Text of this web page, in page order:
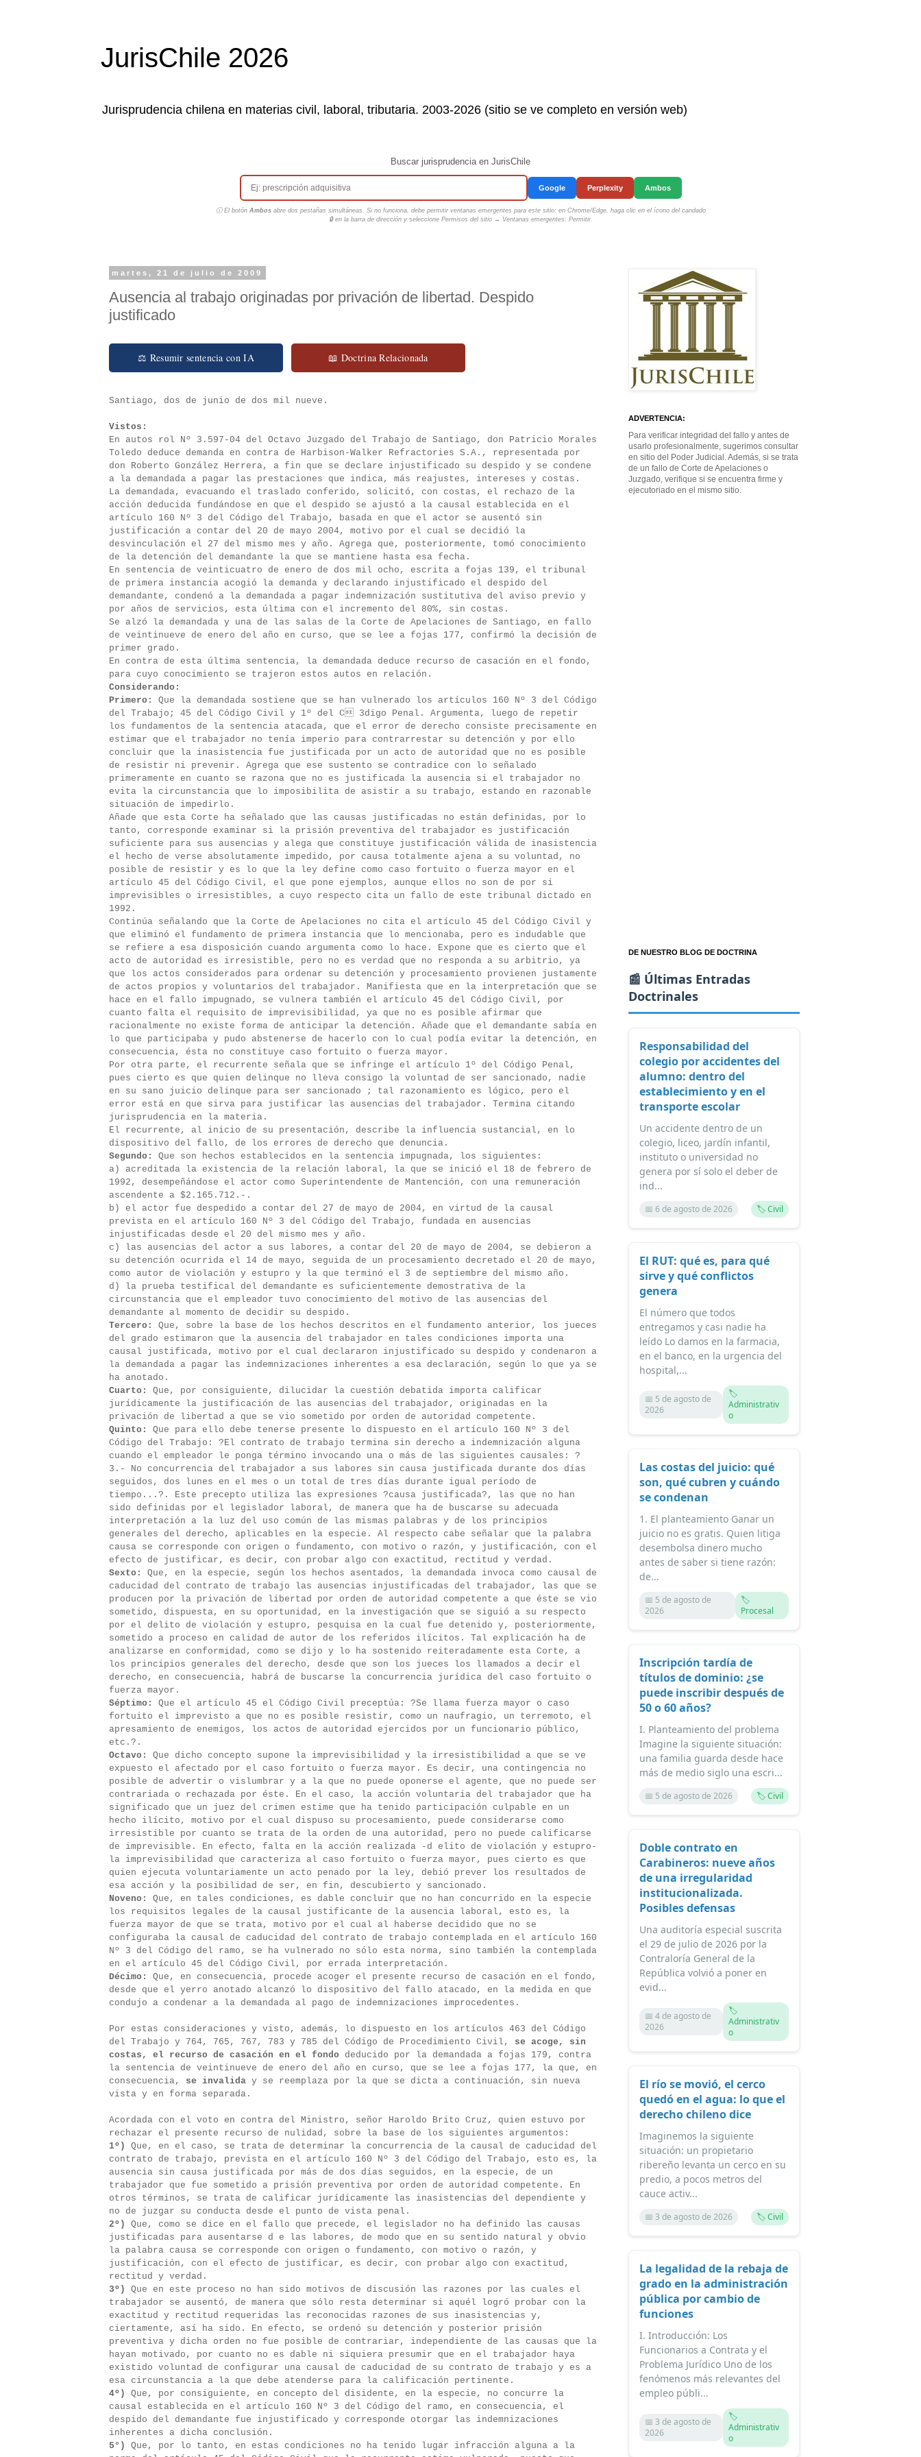
JurisChile 2026
Jurisprudencia chilena en materias civil, laboral, tributaria. 2003-2026 (sitio se ve completo en versión web)
Buscar jurisprudencia en JurisChile
Google Perplexity Ambos
ⓘ El botón Ambosabre dos pestañas simultáneas. Si no funciona, debe permitir ventanas emergentes para este sitio: en Chrome/Edge, haga clic en el ícono del candado
🔒 en la barra de dirección y seleccione Permisos del sitio → Ventanas emergentes: Permitir.
martes, 21 de julio de 2009
Ausencia al trabajo originadas por privación de libertad. Despido
justificado
⚖ Resumir sentencia con IA 📖 Doctrina Relacionada
Santiago, dos de junio de dos mil nueve.
Vistos:
En autos rol Nº 3.597-04 del Octavo Juzgado del Trabajo de Santiago, don Patricio Morales
Toledo deduce demanda en contra de Harbison-Walker Refractories S.A., representada por
don Roberto González Herrera, a fin que se declare injustificado su despido y se condene
a la demandada a pagar las prestaciones que indica, más reajustes, intereses y costas.
La demandada, evacuando el traslado conferido, solicitó, con costas, el rechazo de la
acción deducida fundándose en que el despido se ajustó a la causal establecida en el
artículo 160 Nº 3 del Código del Trabajo, basada en que el actor se ausentó sin
justificación a contar del 20 de mayo 2004, motivo por el cual se decidió la
desvinculación el 27 del mismo mes y año. Agrega que, posteriormente, tomó conocimiento
de la detención del demandante la que se mantiene hasta esa fecha.
En sentencia de veinticuatro de enero de dos mil ocho, escrita a fojas 139, el tribunal
de primera instancia acogió la demanda y declarando injustificado el despido del
demandante, condenó a la demandada a pagar indemnización sustitutiva del aviso previo y
por años de servicios, esta última con el incremento del 80%, sin costas.
Se alzó la demandada y una de las salas de la Corte de Apelaciones de Santiago, en fallo
de veintinueve de enero del año en curso, que se lee a fojas 177, confirmó la decisión de
primer grado.
En contra de esta última sentencia, la demandada deduce recurso de casación en el fondo,
para cuyo conocimiento se trajeron estos autos en relación.
Considerando:
Primero:
Que la demandada sostiene que se han vulnerado los artículos 160 Nº 3 del Código
del Trabajo; 45 del Código Civil y 1º del C 3digo Penal. Argumenta, luego de repetir
los fundamentos de la sentencia atacada, que el error de derecho consiste precisamente en
estimar que el trabajador no tenía imperio para contrarrestar su detención y por ello
concluir que la inasistencia fue justificada por un acto de autoridad que no es posible
de resistir ni prevenir. Agrega que ese sustento se contradice con lo señalado
primeramente en cuanto se razona que no es justificada la ausencia si el trabajador no
evita la circunstancia que lo imposibilita de asistir a su trabajo, estando en razonable
situación de impedirlo.
Añade que esta Corte ha señalado que las causas justificadas no están definidas, por lo
tanto, corresponde examinar si la prisión preventiva del trabajador es justificación
suficiente para sus ausencias y alega que constituye justificación válida de inasistencia
el hecho de verse absolutamente impedido, por causa totalmente ajena a su voluntad, no
posible de resistir y es lo que la ley define como caso fortuito o fuerza mayor en el
artículo 45 del Código Civil, el que pone ejemplos, aunque ellos no son de por si
imprevisibles o irresistibles, a cuyo respecto cita un fallo de este tribunal dictado en
1992.
Continúa señalando que la Corte de Apelaciones no cita el artículo 45 del Código Civil y
que eliminó el fundamento de primera instancia que lo mencionaba, pero es indudable que
se refiere a esa disposición cuando argumenta como lo hace. Expone que es cierto que el
acto de autoridad es irresistible, pero no es verdad que no responda a su arbitrio, ya
que los actos considerados para ordenar su detención y procesamiento provienen justamente
de actos propios y voluntarios del trabajador. Manifiesta que en la interpretación que se
hace en el fallo impugnado, se vulnera también el artículo 45 del Código Civil, por
cuanto falta el requisito de imprevisibilidad, ya que no es posible afirmar que
racionalmente no existe forma de anticipar la detención. Añade que el demandante sabía en
lo que participaba y pudo abstenerse de hacerlo con lo cual podía evitar la detención, en
consecuencia, ésta no constituye caso fortuito o fuerza mayor.
Por otra parte, el recurrente señala que se infringe el artículo 1º del Código Penal,
pues cierto es que quien delinque no lleva consigo la voluntad de ser sancionado, nadie
en su sano juicio delinque para ser sancionado ; tal razonamiento es lógico, pero el
error está en que sirva para justificar las ausencias del trabajador. Termina citando
jurisprudencia en la materia.
El recurrente, al inicio de su presentación, describe la influencia sustancial, en lo
dispositivo del fallo, de los errores de derecho que denuncia.
Segundo: Que son hechos establecidos en la sentencia impugnada, los siguientes:
a) acreditada la existencia de la relación laboral, la que se inició el 18 de febrero de
1992, desempeñándose el actor como Superintendente de Mantención, con una remuneración
ascendente a $2.165.712.-.
b) el actor fue despedido a contar del 27 de mayo de 2004, en virtud de la causal
prevista en el artículo 160 Nº 3 del Código del Trabajo, fundada en ausencias
injustificadas desde el 20 del mismo mes y año.
c) las ausencias del actor a sus labores, a contar del 20 de mayo de 2004, se debieron a
su detención ocurrida el 14 de mayo, seguida de un procesamiento decretado el 20 de mayo,
como autor de violación y estupro y la que terminó el 3 de septiembre del mismo año.
d) la prueba testifical del demandante es suficientemente demostrativa de la
circunstancia que el empleador tuvo conocimiento del motivo de las ausencias del
demandante al momento de decidir su despido.
Tercero:
Que, sobre la base de los hechos descritos en el fundamento anterior, los jueces
del grado estimaron que la ausencia del trabajador en tales condiciones importa una
causal justificada, motivo por el cual declararon injustificado su despido y condenaron a
la demandada a pagar las indemnizaciones inherentes a esa declaración, según lo que ya se
ha anotado.
Cuarto:
Que, por consiguiente, dilucidar la cuestión debatida importa calificar
jurídicamente la justificación de las ausencias del trabajador, originadas en la
privación de libertad a que se vio sometido por orden de autoridad competente.
Quinto:
Que para ello debe tenerse presente lo dispuesto en el artículo 160 Nº 3 del
Código del Trabajo: ?El contrato de trabajo termina sin derecho a indemnización alguna
cuando el empleador le ponga término invocando una o más de las siguientes causales: ?
3.- No concurrencia del trabajador a sus labores sin causa justificada durante dos días
seguidos, dos lunes en el mes o un total de tres días durante igual período de
tiempo...?. Este precepto utiliza las expresiones ?causa justificada?, las que no han
sido definidas por el legislador laboral, de manera que ha de buscarse su adecuada
interpretación a la luz del uso común de las mismas palabras y de los principios
generales del derecho, aplicables en la especie. Al respecto cabe señalar que la palabra
causa se corresponde con origen o fundamento, con motivo o razón, y justificación, con el
efecto de justificar, es decir, con probar algo con exactitud, rectitud y verdad.
Sexto:
Que, en la especie, según los hechos asentados, la demandada invoca como causal de
caducidad del contrato de trabajo las ausencias injustificadas del trabajador, las que se
producen por la privación de libertad por orden de autoridad competente a que éste se vio
sometido, dispuesta, en su oportunidad, en la investigación que se siguió a su respecto
por el delito de violación y estupro, pesquisa en la cual fue detenido y, posteriormente,
sometido a proceso en calidad de autor de los referidos ilícitos. Tal explicación ha de
analizarse en conformidad, como se dijo y lo ha sostenido reiteradamente esta Corte, a
los principios generales del derecho, desde que son los jueces los llamados a decir el
derecho, en consecuencia, habrá de buscarse la concurrencia jurídica del caso fortuito o
fuerza mayor.
Séptimo:
Que el artículo 45 el Código Civil preceptúa: ?Se llama fuerza mayor o caso
fortuito el imprevisto a que no es posible resistir, como un naufragio, un terremoto, el
apresamiento de enemigos, los actos de autoridad ejercidos por un funcionario público,
etc.?.
Octavo:
Que dicho concepto supone la imprevisibilidad y la irresistibilidad a que se ve
expuesto el afectado por el caso fortuito o fuerza mayor. Es decir, una contingencia no
posible de advertir o vislumbrar y a la que no puede oponerse el agente, que no puede ser
contrariada o rechazada por éste. En el caso, la acción voluntaria del trabajador que ha
significado que un juez del crimen estime que ha tenido participación culpable en un
hecho ilícito, motivo por el cual dispuso su procesamiento, puede considerarse como
irresistible por cuanto se trata de la orden de una autoridad, pero no puede calificarse
de imprevisible. En efecto, falta en la acción realizada -d elito de violación y estupro-
la imprevisibilidad que caracteriza al caso fortuito o fuerza mayor, pues cierto es que
quien ejecuta voluntariamente un acto penado por la ley, debió prever los resultados de
esa acción y la posibilidad de ser, en fin, descubierto y sancionado.
Noveno:
Que, en tales condiciones, es dable concluir que no han concurrido en la especie
los requisitos legales de la causal justificante de la ausencia laboral, esto es, la
fuerza mayor de que se trata, motivo por el cual al haberse decidido que no se
configuraba la causal de caducidad del contrato de trabajo contemplada en el artículo 160
Nº 3 del Código del ramo, se ha vulnerado no sólo esta norma, sino también la contemplada
en el artículo 45 del Código Civil, por errada interpretación.
Décimo:
Que, en consecuencia, procede acoger el presente recurso de casación en el fondo,
desde que el yerro anotado alcanzó lo dispositivo del fallo atacado, en la medida en que
condujo a condenar a la demandada al pago de indemnizaciones improcedentes.
Por estas consideraciones y visto, además, lo dispuesto en los artículos 463 del Código
del Trabajo y 764, 765, 767, 783 y 785 del Código de Procedimiento Civil, se acoge, sin
costas, el recurso de casación en el fondo deducido por la demandada a fojas 179, contra
la sentencia de veintinueve de enero del año en curso, que se lee a fojas 177, la que, en
consecuencia, se invalida y se reemplaza por la que se dicta a continuación, sin nueva
vista y en forma separada.
Acordada con el voto en contra del Ministro, señor Haroldo Brito Cruz, quien estuvo por
rechazar el presente recurso de nulidad, sobre la base de los siguientes argumentos:
1º)
Que, en el caso, se trata de determinar la concurrencia de la causal de caducidad del
contrato de trabajo, prevista en el artículo 160 Nº 3 del Código del Trabajo, esto es, la
ausencia sin causa justificada por más de dos días seguidos, en la especie, de un
trabajador que fue sometido a prisión preventiva por orden de autoridad competente. En
otros términos, se trata de calificar jurídicamente las inasistencias del dependiente y
no de juzgar su conducta desde el punto de vista penal.
2º)
Que, como se dice en el fallo que precede, el legislador no ha definido las causas
justificadas para ausentarse d e las labores, de modo que en su sentido natural y obvio
la palabra causa se corresponde con origen o fundamento, con motivo o razón, y
justificación, con el efecto de justificar, es decir, con probar algo con exactitud,
rectitud y verdad.
3º)
Que en este proceso no han sido motivos de discusión las razones por las cuales el
trabajador se ausentó, de manera que sólo resta determinar si aquél logró probar con la
exactitud y rectitud requeridas las reconocidas razones de sus inasistencias y,
ciertamente, así ha sido. En efecto, se ordenó su detención y posterior prisión
preventiva y dicha orden no fue posible de contrariar, independiente de las causas que la
hayan motivado, por cuanto no es dable ni siquiera presumir que en el trabajador haya
existido voluntad de configurar una causal de caducidad de su contrato de trabajo y es a
esa circunstancia a la que debe atenderse para la calificación pertinente.
4º)
Que, por consiguiente, en concepto del disidente, en la especie, no concurre la
causal establecida en el artículo 160 Nº 3 del Código del ramo, en consecuencia, el
despido del demandante fue injustificado y corresponde otorgar las indemnizaciones
inherentes a dicha conclusión.
5°)
Que, por lo tanto, en estas condiciones no ha tenido lugar infracción alguna a la
ADVERTENCIA:
Para verificar integridad del fallo y antes de
usarlo profesionalmente, sugerimos consultar
en sitio del Poder Judicial. Además, si se trata
de un fallo de Corte de Apelaciones o
Juzgado, verifique si se encuentra firme y
ejecutoriado en el mismo sitio.
DE NUESTRO BLOG DE DOCTRINA
📰 Últimas Entradas
Doctrinales
Responsabilidad del
colegio por accidentes del
alumno: dentro del
establecimiento y en el
transporte escolar
Un accidente dentro de un
colegio, liceo, jardín infantil,
instituto o universidad no
genera por sí solo el deber de
ind...
📅 6 de agosto de 2026 🏷️ Civil
El RUT: qué es, para qué
sirve y qué conflictos
genera
El número que todos
entregamos y casi nadie ha
leído Lo damos en la farmacia,
en el banco, en la urgencia del
hospital,...
📅 5 de agosto de
2026
🏷️
Administrativ
o
Las costas del juicio: qué
son, qué cubren y cuándo
se condenan
1. El planteamiento Ganar un
juicio no es gratis. Quien litiga
desembolsa dinero mucho
antes de saber si tiene razón:
de...
📅 5 de agosto de
2026
🏷️
Procesal
Inscripción tardía de
títulos de dominio: ¿se
puede inscribir después de
50 o 60 años?
I. Planteamiento del problema
Imagine la siguiente situación:
una familia guarda desde hace
más de medio siglo una escri...
📅 5 de agosto de 2026 🏷️ Civil
Doble contrato en
Carabineros: nueve años
de una irregularidad
institucionalizada.
Posibles defensas
Una auditoría especial suscrita
el 29 de julio de 2026 por la
Contraloría General de la
República volvió a poner en
evid...
📅 4 de agosto de
2026
🏷️
Administrativ
o
El río se movió, el cerco
quedó en el agua: lo que el
derecho chileno dice
Imaginemos la siguiente
situación: un propietario
ribereño levanta un cerco en su
predio, a pocos metros del
cauce activ...
📅 3 de agosto de 2026 🏷️ Civil
La legalidad de la rebaja de
grado en la administración
pública por cambio de
funciones
I. Introducción: Los
Funcionarios a Contrata y el
Problema Jurídico Uno de los
fenómenos más relevantes del
empleo públi...
📅 3 de agosto de
2026
🏷️
Administrativ
o